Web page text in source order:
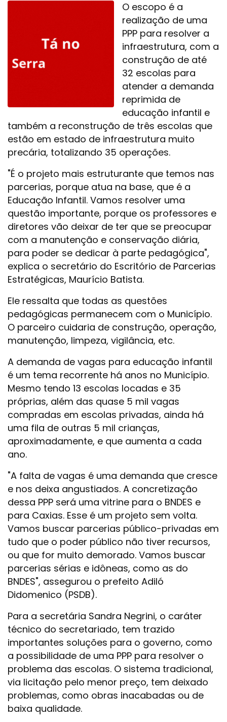
O escopo é a
realização de uma
PPP para resolver a
infraestrutura, com a
construção de até
32 escolas para
atender a demanda
reprimida de
educação infantil e
também a reconstrução de três escolas que
estão em estado de infraestrutura muito
precária, totalizando 35 operações.
"É o projeto mais estruturante que temos nas
parcerias, porque atua na base, que é a
Educação Infantil. Vamos resolver uma
questão importante, porque os professores e
diretores vão deixar de ter que se preocupar
com a manutenção e conservação diária,
para poder se dedicar à parte pedagógica",
explica o secretário do Escritório de Parcerias
Estratégicas, Maurício Batista.
Ele ressalta que todas as questões
pedagógicas permanecem com o Município.
O parceiro cuidaria de construção, operação,
manutenção, limpeza, vigilância, etc.
A demanda de vagas para educação infantil
é um tema recorrente há anos no Município.
Mesmo tendo 13 escolas locadas e 35
próprias, além das quase 5 mil vagas
compradas em escolas privadas, ainda há
uma fila de outras 5 mil crianças,
aproximadamente, e que aumenta a cada
ano.
"A falta de vagas é uma demanda que cresce
e nos deixa angustiados. A concretização
dessa PPP será uma vitrine para o BNDES e
para Caxias. Esse é um projeto sem volta.
Vamos buscar parcerias público-privadas em
tudo que o poder público não tiver recursos,
ou que for muito demorado. Vamos buscar
parcerias sérias e idôneas, como as do
BNDES", assegurou o prefeito Adiló
Didomenico (PSDB).
Para a secretária Sandra Negrini, o caráter
técnico do secretariado, tem trazido
importantes soluções para o governo, como
a possibilidade de uma PPP para resolver o
problema das escolas. O sistema tradicional,
via licitação pelo menor preço, tem deixado
problemas, como obras inacabadas ou de
baixa qualidade.